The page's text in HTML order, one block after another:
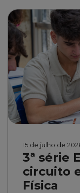
15 de julho de
3ª série
circuito
Física